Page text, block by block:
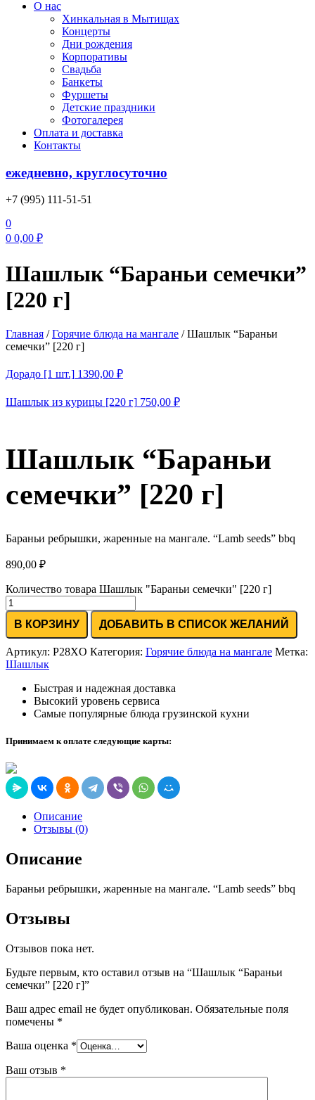
О нас
Хинкальная в Мытищах
Концерты
Дни рождения
Корпоративы
Свадьба
Банкеты
Фуршеты
Детские праздники
Фотогалерея
Оплата и доставка
Контакты
ежедневно, круглосуточно
+7 (995) 111-51-51
0
0 0,00 ₽
Шашлык “Бараньи семечки”
[220 г]
Главная /Горячие блюда на мангале /Шашлык “Бараньи
семечки” [220 г]
Дорадо [1 шт.] 1390,00 ₽
Шашлык из курицы [220 г] 750,00 ₽
Шашлык “Бараньи
семечки” [220 г]
Бараньи ребрышки, жаренные на мангале. “Lamb seeds” bbq
890,00 ₽
Количество товара Шашлык "Бараньи семечки" [220 г]
В КОРЗИНУ ДОБАВИТЬ В СПИСОК ЖЕЛАНИЙ
Артикул: P28XO Категория: Горячие блюда на мангале Метка:
Шашлык
Быстрая и надежная доставка
Высокий уровень сервиса
Самые популярные блюда грузинской кухни
Принимаем к оплате следующие карты:
Описание
Отзывы (0)
Описание
Бараньи ребрышки, жаренные на мангале. “Lamb seeds” bbq
Отзывы
Отзывов пока нет.
Будьте первым, кто оставил отзыв на “Шашлык “Бараньи
семечки” [220 г]”
Ваш адрес email не будет опубликован. Обязательные поля
помечены *
Ваша оценка *
Ваш отзыв *